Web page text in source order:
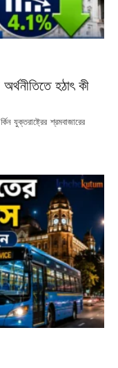
হঠাৎ কী
যুক্তরাষ্ট্রের শ্রমবাজারের